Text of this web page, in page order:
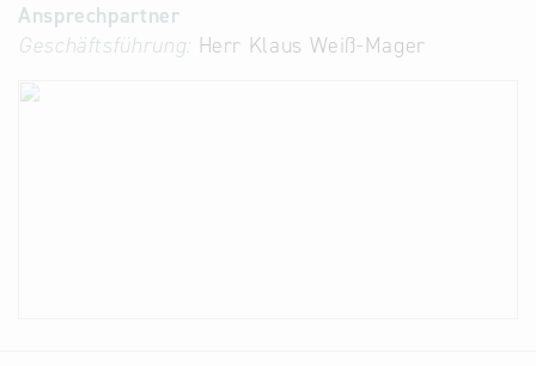
Ansprechpartner
Geschäftsführung: Herr Klaus Weiß-Mager